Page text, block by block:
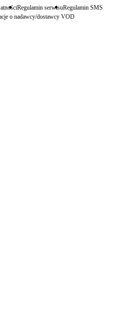
Regulamin serwisuRegulamin SMS
o nadawcy/dostawcy VOD